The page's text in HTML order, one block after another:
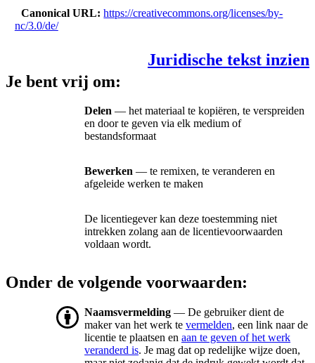
Canonical URL
https://creativecommons.org/licenses/by-
nc/3.0/de/
Juridische tekst inzien
Je bent vrij om:
Delen — het materiaal te kopiëren, te verspreiden
en door te geven via elk medium of
bestandsformaat
Bewerken — te remixen, te veranderen en
afgeleide werken te maken
De licentiegever kan deze toestemming niet
intrekken zolang aan de licentievoorwaarden
voldaan wordt.
Onder de volgende voorwaarden:
Naamsvermelding — De gebruiker dient de
maker van het werk te vermelden, een link naar de
licentie te plaatsen en aan te geven of het werk
veranderd is. Je mag dat op redelijke wijze doen,